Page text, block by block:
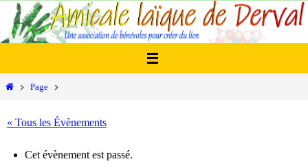
Passer
vers
HomePage
« Tous les Évènements
Cet évènement est passé.